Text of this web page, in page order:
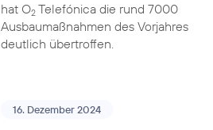
hat O2Telefónica die rund 7000
Ausbaumaßnahmen des Vorjahres
deutlich übertroffen.
16. Dezember 2024